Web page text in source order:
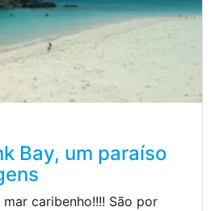
Bay, um paraíso
caribenho!!!! São por